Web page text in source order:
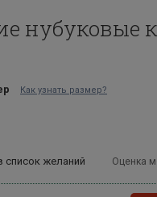
нубуковые
Как узнать размер?
список желаний Оценка